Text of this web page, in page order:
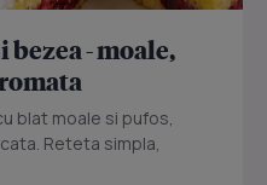
- moale,
blat moale si pufos,
Reteta simpla,